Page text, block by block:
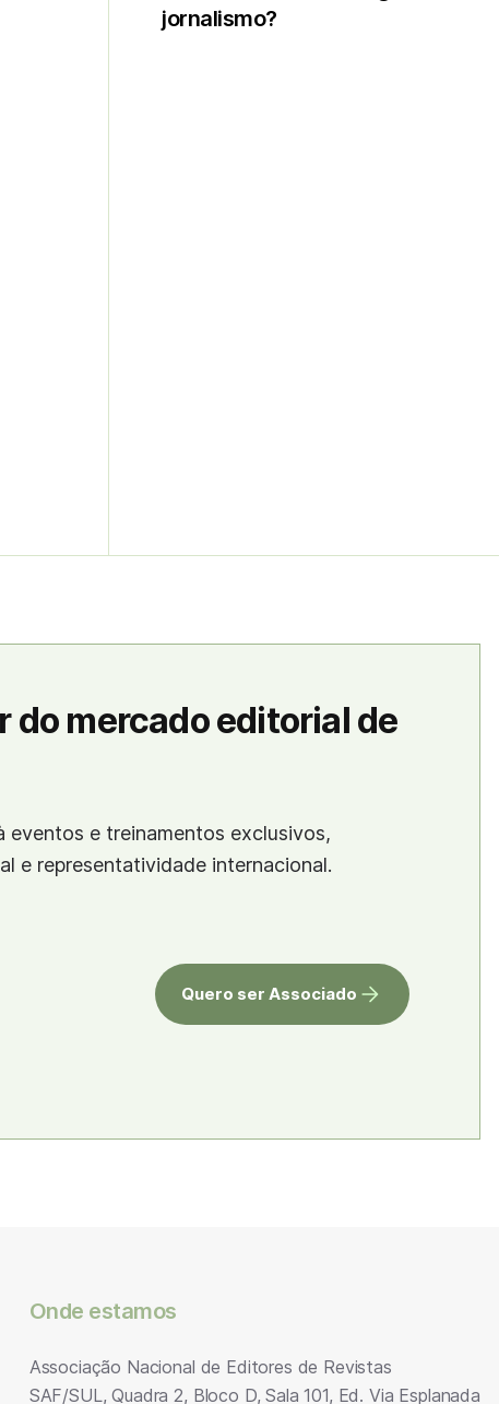
jornalismo?
do mercado editorial de
eventos e treinamentos exclusivos,
e representatividade internacional.
Quero ser Associado
Onde estamos
Associação Nacional de Editores de Revistas
SAF/SUL, Quadra 2, Bloco D, Sala 101, Ed. Via Esplanada